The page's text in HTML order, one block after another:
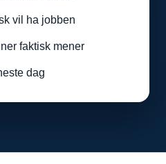
vil ha jobben
faktisk mener
dag